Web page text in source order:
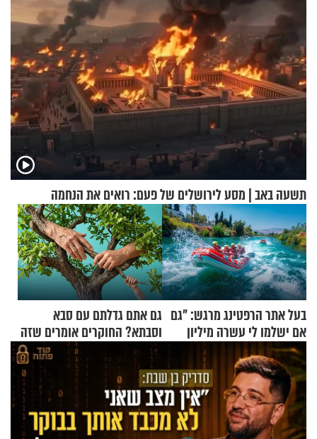
תשעה באב | מסע לירושלים של פעם: רואים את הנחמה
בעל אתר הרפטינג מרגש: "גם
אם ישלמו לי עשרה מיליון
שקלים - לא אפתח בשבת"
גם אתם גדלתם עם סבא
וסבתא? החוקרים אומרים שזה
מתכון מנצח